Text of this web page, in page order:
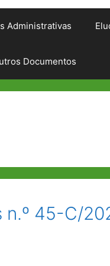
Administrativas
Documentos
45-C/